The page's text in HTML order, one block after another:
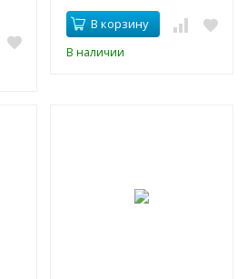
В корзину
В наличии